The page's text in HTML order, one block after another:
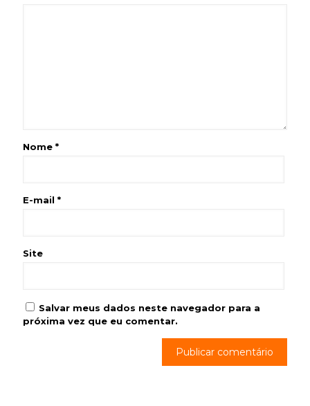
Nome *
E-mail *
Site
Salvar meus dados neste navegador para a
próxima vez que eu comentar.